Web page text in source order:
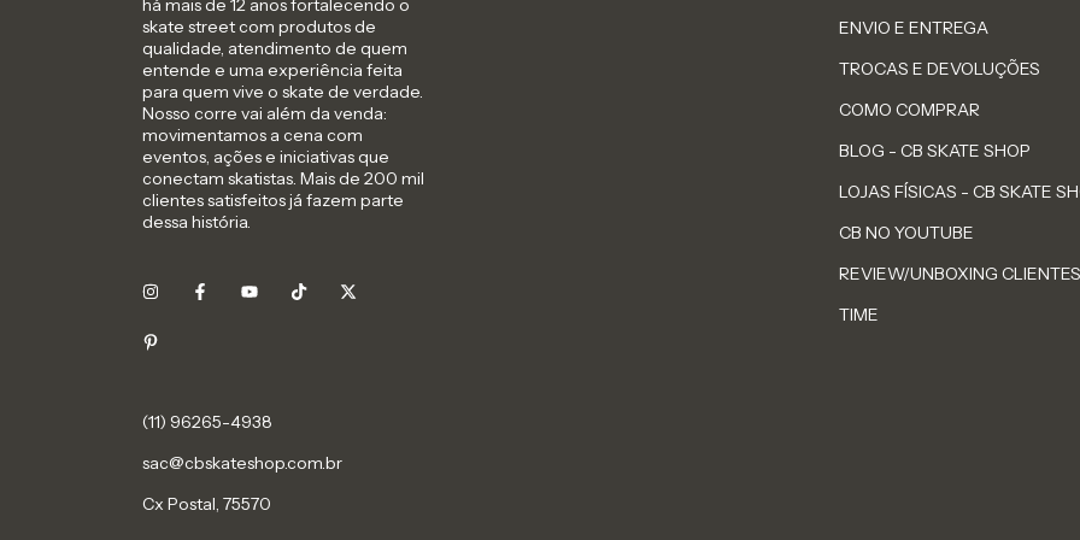
há mais de 12 anos fortalecendo o
skate street com produtos de
qualidade, atendimento de quem
entende e uma experiência feita
para quem vive o skate de verdade.
Nosso corre vai além da venda:
movimentamos a cena com
eventos, ações e iniciativas que
conectam skatistas. Mais de 200 mil
clientes satisfeitos já fazem parte
dessa história.
sac@cbskateshop.com.br
Cx Postal, 75570
ENVIO E ENTREGA
TROCAS E DEVOLUÇÕES
COMO COMPRAR
BLOG - CB SKATE SHOP
LOJAS FÍSICAS - CB SKATE
CB NO YOUTUBE
REVIEW/UNBOXING CLIENTES
TIME